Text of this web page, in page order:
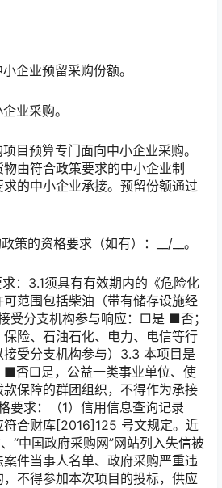
企业预留采购份额。
业采购。
目预算专门面向中小企业采购。
由符合政策要求的中小企业制
的中小企业承接。预留份额通过
策的资格要求（如有）：__/__。
：3.1须具有有效期内的《危险化
范围包括柴油（带有储存设施经
受分支机构参与响应：□是 ■否；
保险、石油石化、电力、电信等行
受分支机构参与）3.3 本项目是
■否□是，公益一类事业单位、使
保障的群团组织，不得作为承接
要求：（1）信用信息查询记录
符合财库[2016]125 号文规定。近
“中国政府采购网”网站列入失信被
件当事人名单、政府采购严重违
不得参加本次项目的投标，供应